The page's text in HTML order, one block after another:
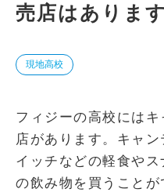
売店はありま
現地高校
フィジーの高校には
店があります。キャ
イッチなどの軽食や
の飲み物を買うことが